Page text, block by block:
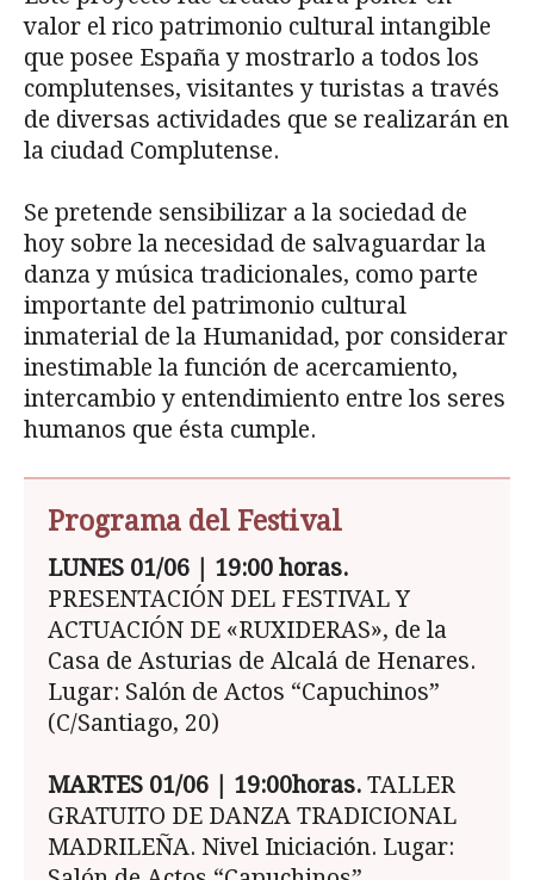
valor el rico patrimonio cultural intangible
que posee España y mostrarlo a todos los
complutenses, visitantes y turistas a través
de diversas actividades que se realizarán en
la ciudad Complutense.
Se pretende sensibilizar a la sociedad de
hoy sobre la necesidad de salvaguardar la
danza y música tradicionales, como parte
importante del patrimonio cultural
inmaterial de la Humanidad, por considerar
inestimable la función de acercamiento,
intercambio y entendimiento entre los seres
humanos que ésta cumple.
Programa del Festival
LUNES 01/06 | 19:00 horas.
PRESENTACIÓN DEL FESTIVAL Y
ACTUACIÓN DE «RUXIDERAS», de la
Casa de Asturias de Alcalá de Henares.
Lugar: Salón de Actos “Capuchinos”
(C/Santiago, 20)
MARTES 01/06 | 19:00horas. TALLER
GRATUITO DE DANZA TRADICIONAL
MADRILEÑA. Nivel Iniciación. Lugar: